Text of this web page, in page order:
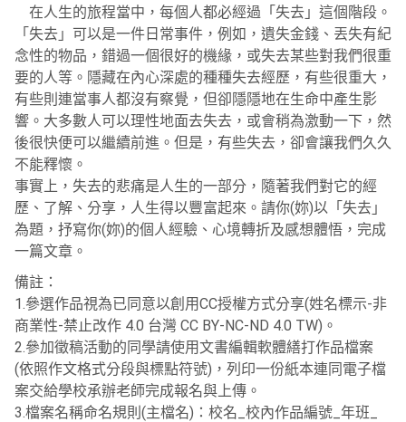
在人生的旅程當中，每個人都必經過「失去」這個階段。
「失去」可以是一件日常事件，例如，遺失金錢、丟失有紀
念性的物品，錯過一個很好的機緣，或失去某些對我們很重
要的人等。隱藏在內心深處的種種失去經歷，有些很重大，
有些則連當事人都沒有察覺，但卻隱隱地在生命中產生影
響。大多數人可以理性地面去失去，或會稍為激動一下，然
後很快便可以繼續前進。但是，有些失去，卻會讓我們久久
不能釋懷。
事實上，失去的悲痛是人生的一部分，隨著我們對它的經
歷、了解、分享，人生得以豐富起來。請你(妳)以「失去」
為題，抒寫你(妳)的個人經驗、心境轉折及感想體悟，完成
一篇文章。
備註：
1.參選作品視為已同意以創用CC授權方式分享(姓名標示-非
商業性-禁止改作 4.0 台灣 CC BY-NC-ND 4.0 TW)。
2.參加徵稿活動的同學請使用文書編輯軟體繕打作品檔案
(依照作文格式分段與標點符號)，列印一份紙本連同電子檔
案交給學校承辦老師完成報名與上傳。
3.檔案名稱命名規則(主檔名)：校名_校內作品編號_年班_